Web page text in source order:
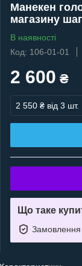
Манекен
магазину
В наявності
Код: 106-01-01
2 600 ₴
2 550 ₴ від 3 шт.
Що таке
Замовлення